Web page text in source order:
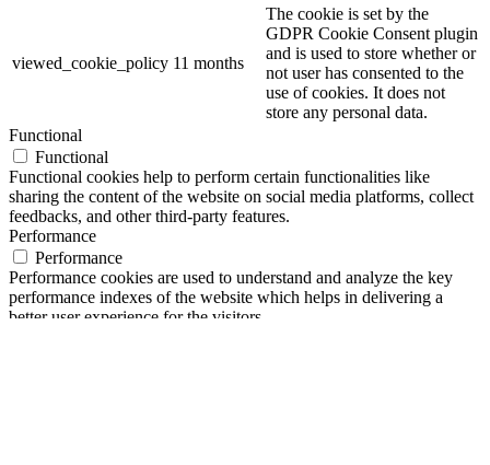
viewed_cookie_policy 11 months
The cookie is set by the
GDPR Cookie Consent plugin
and is used to store whether or
not user has consented to the
use of cookies. It does not
store any personal data.
Functional
Functional
Functional cookies help to perform certain functionalities like
sharing the content of the website on social media platforms, collect
feedbacks, and other third-party features.
Performance
Performance
Performance cookies are used to understand and analyze the key
performance indexes of the website which helps in delivering a
better user experience for the visitors.